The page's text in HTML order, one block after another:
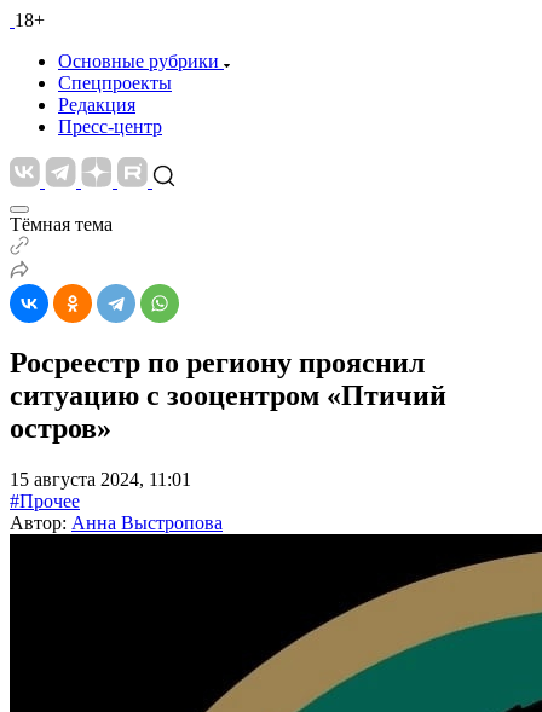
18+
Основные рубрики
Спецпроекты
Редакция
Пресс-центр
Тёмная тема
Росреестр по региону прояснил
ситуацию с зооцентром «Птичий
остров»
15 августа 2024, 11:01
#Прочее
Автор: Анна Выстропова